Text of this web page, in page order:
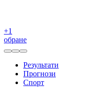
+1
обране
Результати
Прогнози
Спорт